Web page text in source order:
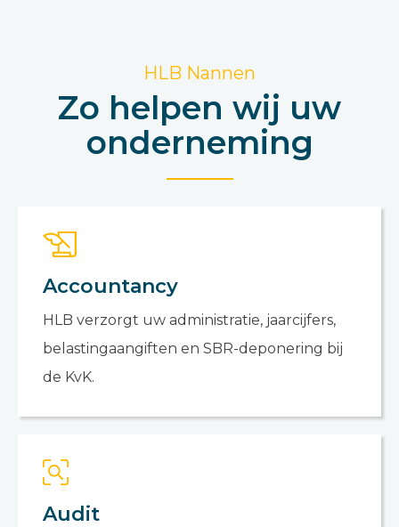
HLB Nannen
Zo helpen wij uw
onderneming
Accountancy
HLB verzorgt uw administratie, jaarcijfers,
belastingaangiften en SBR-deponering bij
de KvK.
Audit